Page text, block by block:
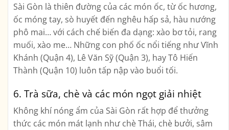
Sài Gòn là thiên đường của các món ốc, từ ốc hương,
ốc móng tay, sò huyết đến nghêu hấp sả, hàu nướng
phô mai… với cách chế biến đa dạng: xào bơ tỏi, rang
muối, xào me… Những con phố ốc nổi tiếng như Vĩnh
Khánh (Quận 4), Lê Văn Sỹ (Quận 3), hay Tô Hiến
Thành (Quận 10) luôn tấp nập vào buổi tối.
6. Trà sữa, chè và các món ngọt giải nhiệt
Không khí nóng ẩm của Sài Gòn rất hợp để thưởng
thức các món mát lạnh như chè Thái, chè bưởi, sâm